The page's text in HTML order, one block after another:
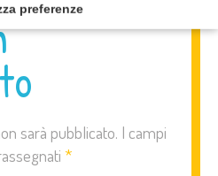
preferenze
sarà pubblicato. I campi
*